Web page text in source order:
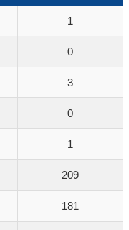
1
0
3
0
1
209
181